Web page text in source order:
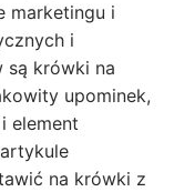
marketingu i
i
są krówki na
upominek,
element
na krówki z